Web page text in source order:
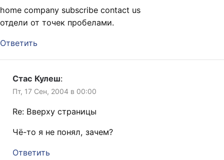
home company subscribe contact us
отдели от точек пробелами.
Ответить
Стас Кулеш:
Пт, 17 Сен, 2004 в 00:00
Re: Вверху страницы
Чё-то я не понял, зачем?
Ответить